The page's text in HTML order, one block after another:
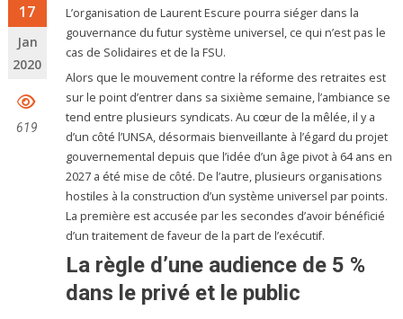
17
Jan
2020
619
L’organisation de Laurent Escure pourra siéger dans la
gouvernance du futur système universel, ce qui n’est pas le
cas de Solidaires et de la FSU.
Alors que le mouvement contre la réforme des retraites est
sur le point d’entrer dans sa sixième semaine, l’ambiance se
tend entre plusieurs syndicats. Au cœur de la mêlée, il y a
d’un côté l’UNSA, désormais bienveillante à l’égard du projet
gouvernemental depuis que l’idée d’un âge pivot à 64 ans en
2027 a été mise de côté. De l’autre, plusieurs organisations
hostiles à la construction d’un système universel par points.
La première est accusée par les secondes d’avoir bénéficié
d’un traitement de faveur de la part de l’exécutif.
La règle d’une audience de 5 %
dans le privé et le public